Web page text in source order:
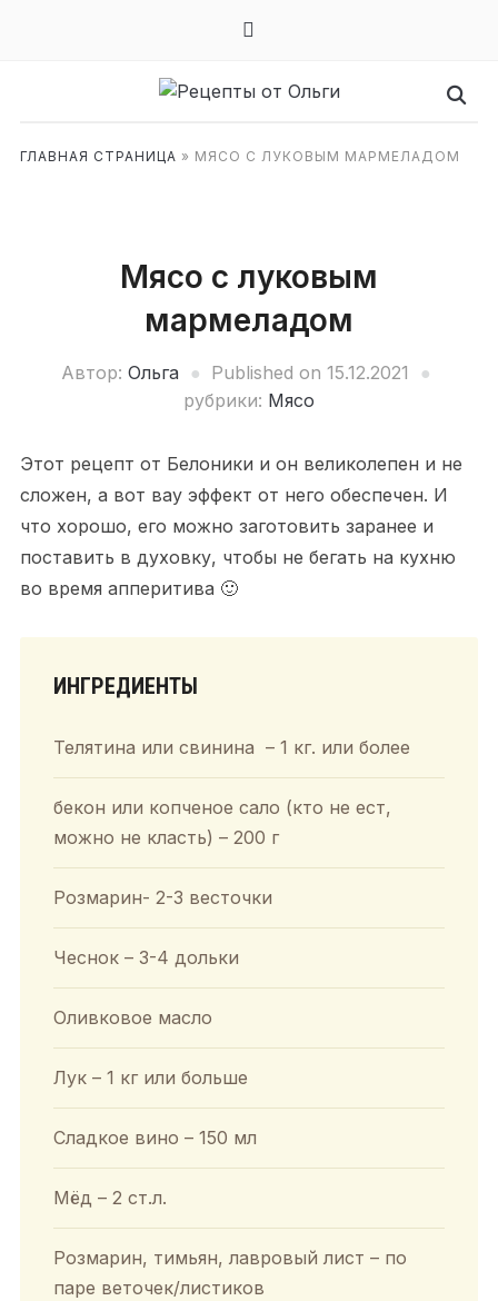
mail
ГЛАВНАЯ СТРАНИЦА » МЯСО С ЛУКОВЫМ МАРМЕЛАДОМ
Мясо с луковым
мармеладом
Автор: Ольга Published on 15.12.2021
рубрики: Мясо
Этот рецепт от Белоники и он великолепен и не
сложен, а вот вау эффект от него обеспечен. И
что хорошо, его можно заготовить заранее и
поставить в духовку, чтобы не бегать на кухню
во время апперитива 🙂
ИНГРЕДИЕНТЫ
Телятина или свинина – 1 кг. или более
бекон или копченое сало (кто не ест,
можно не класть) – 200 г
Розмарин- 2-3 весточки
Чеснок – 3-4 дольки
Оливковое масло
Лук – 1 кг или больше
Сладкое вино – 150 мл
Мёд – 2 ст.л.
Розмарин, тимьян, лавровый лист – по
паре веточек/листиков